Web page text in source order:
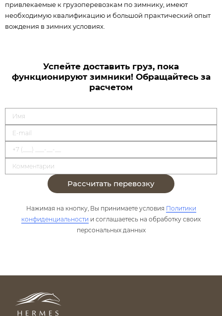
привлекаемые к грузоперевозкам по зимнику, имеют
необходимую квалификацию и большой практический опыт
вождения в зимних условиях.
Успейте доставить груз, пока
функционируют зимники! Обращайтесь за
расчетом
Рассчитать перевозку
Нажимая на кнопку, Вы принимаете условия Политики
конфиденциальности и соглашаетесь на обработку своих
персональных данных